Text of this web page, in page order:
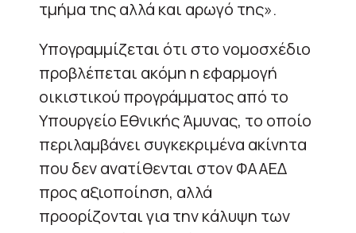
τμήμα της αλλά και αρωγό της».
Υπογραμμίζεται ότι στο νομοσχέδιο
προβλέπεται ακόμη η εφαρμογή
οικιστικού προγράμματος από το
Υπουργείο Εθνικής Άμυνας, το οποίο
περιλαμβάνει συγκεκριμένα ακίνητα
που δεν ανατίθενται στον ΦΑΑΕΔ
προς αξιοποίηση, αλλά
προορίζονται για την κάλυψη των